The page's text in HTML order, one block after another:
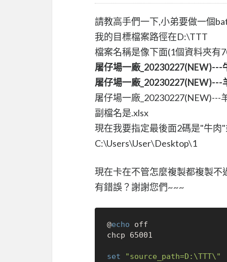
請教高手們一下,小弟要做一個
我的目標檔案路徑在D:\TTT
檔案名稱是像下面(1個資料夾有
屠仔場一廠_20230227(NEW)---
屠仔場一廠_20230227(NEW)---
屠仔場一廠_20230227(NEW)---
副檔名是.xlsx
現在我要指定最後面2碼是"牛肉
C:\Users\User\Desktop\1
現在卡在不管怎麼複製都複製
有錯誤？謝謝您們~~~
@echo off
chcp 65001
set
"source_path=D:\TTT\"